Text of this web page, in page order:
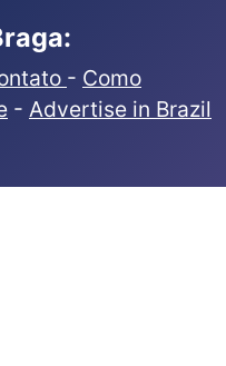
- Como
- Advertise in Brazil